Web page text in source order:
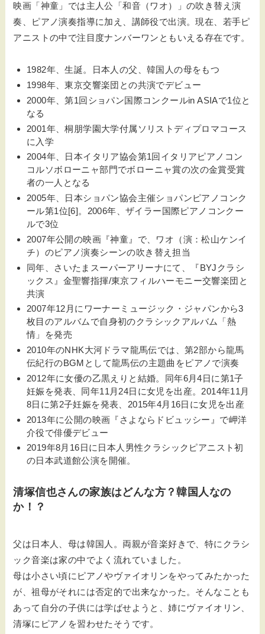
映画「神童」では主人公「和音（ワオ）」の吹き替え演
奏、ピアノ演奏指導に加え、講師役で出演。現在、若手ピ
アニストの中で注目度ナンバーワンともいえる存在です。
1982年、生誕。日本人の父、韓国人の母をもつ
1998年、東京交響楽団との共演でデビュー
2000年、第1回ショパン国際コンクールin ASIAで1位と
なる
2001年、桐朋学園大学付属ソリストディプロマコース
に入学
2004年、日本イタリア協会第1回イタリアピアノコン
コルソボローニャ部門でボローニャ賞の次の金賞受賞
者の一人となる
2005年、日本ショパン協会主催ショパンピアノコンク
ール第1位[6]。2006年、ザイラー国際ピアノコンクー
ルで3位
2007年公開の映画『神童』で、ワオ（演：松山ケンイ
チ）のピアノ演奏シーンの吹き替え担当
同年、さいたまスーパーアリーナにて、『BYJクラシ
ックス』金聖響指揮/東京フィルハーモニー交響楽団と
共演
2007年12月にワーナーミュージック・ジャパンから3
枚目のアルバムで自身初のクラシックアルバム「熱
情」を発売
2010年のNHK大河ドラマ龍馬伝では、第2部から龍馬
伝紀行のBGMとして龍馬伝の主題曲をピアノで演奏
2012年に女優の乙黒えりと結婚。同年6月4日に第1子
妊娠を発表、同年11月24日に女児を出産。2014年11月
8日に第2子妊娠を発表、2015年4月16日に女児を出産
2013年に公開の映画『さよならドビュッシー』で岬洋
介役で俳優デビュー
2019年8月16日に日本人男性クラシックピアニスト初
の日本武道館公演を開催。
清塚信也さんの家族はどんな方？韓国人なの
か！？
父は日本人、母は韓国人。両親が音楽好きで、特にクラシ
ック音楽は家の中でよく流れていました。
母は小さい頃にピアノやヴァイオリンをやってみたかった
が、祖母がそれには否定的で出来なかった。そんなことも
あって自分の子供には学ばせようと、姉にヴァイオリン、
清塚にピアノを習わせたそうです。